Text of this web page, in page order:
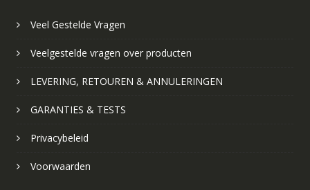
Veel Gestelde Vragen
Veelgestelde vragen over producten
LEVERING, RETOUREN & ANNULERINGEN
GARANTIES & TESTS
Privacybeleid
Voorwaarden